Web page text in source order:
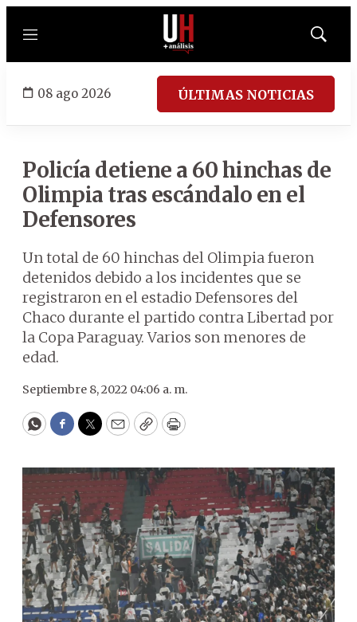
Menú
Mostrar
08 ago 2026 ÚLTIMAS NOTICIAS
Policía detiene a 60 hinchas de
Olimpia tras escándalo en el
Defensores
Un total de 60 hinchas del Olimpia fueron
detenidos debido a los incidentes que se
registraron en el estadio Defensores del
Chaco durante el partido contra Libertad por
la Copa Paraguay. Varios son menores de
edad.
Septiembre 8, 2022 04:06 a. m.
WhatsApp
Facebook
Twitter
EmailCopyPrint